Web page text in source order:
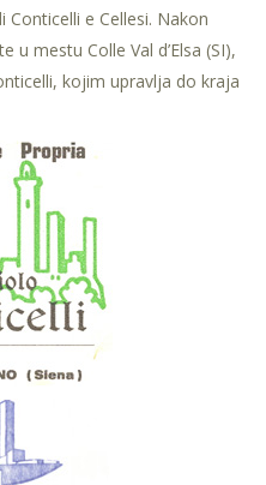
Conticelli e Cellesi. Nakon
mestu Colle Val d’Elsa (SI),
kojim upravlja do kraja